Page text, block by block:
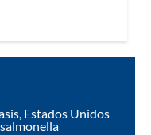
Estados Unidos